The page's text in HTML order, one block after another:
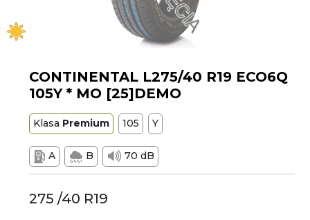
CONTINENTAL L275/40 R19 ECO6Q
105Y * MO [25]DEMO
Klasa Premium 105 Y
A B 70 dB
275 /40 R19